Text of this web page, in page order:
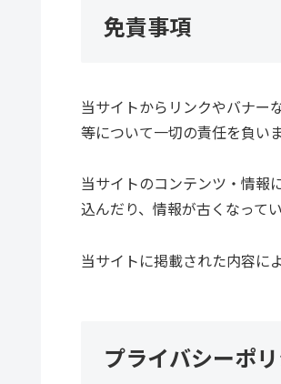
免責事項
当サイトからリンクやバナー
等について一切の責任を負い
当サイトのコンテンツ・情報
込んだり、情報が古くなって
当サイトに掲載された内容に
プライバシーポ